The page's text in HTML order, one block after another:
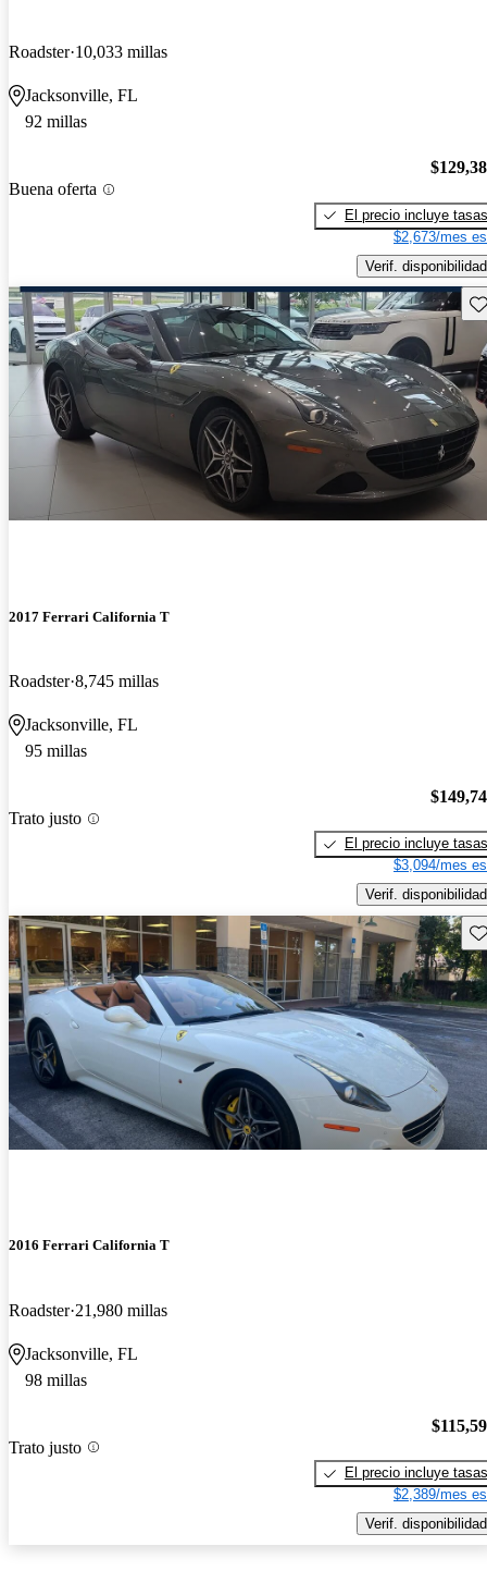
Roadster 10,033 millas
Jacksonville, FL
92 millas
Buena oferta
El precio incluye tasas
$2,673/mes
Verif. disponibilidad
2017 Ferrari California T
Roadster 8,745 millas
Jacksonville, FL
95 millas
Trato justo
El precio incluye tasas
$3,094/mes
Verif. disponibilidad
2016 Ferrari California T
Roadster 21,980 millas
Jacksonville, FL
98 millas
Trato justo
El precio incluye tasas
$2,389/mes
Verif. disponibilidad